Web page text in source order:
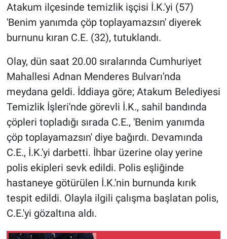
Atakum ilçesinde temizlik işçisi İ.K.'yi (57)
'Benim yanımda çöp toplayamazsın' diyerek
burnunu kıran C.E. (32), tutuklandı.
Olay, dün saat 20.00 sıralarında Cumhuriyet
Mahallesi Adnan Menderes Bulvarı'nda
meydana geldi. İddiaya göre; Atakum Belediyesi
Temizlik İşleri'nde görevli İ.K., sahil bandında
çöpleri topladığı sırada C.E., 'Benim yanımda
çöp toplayamazsın' diye bağırdı. Devamında
C.E., İ.K.'yi darbetti. İhbar üzerine olay yerine
polis ekipleri sevk edildi. Polis eşliğinde
hastaneye götürülen İ.K.'nin burnunda kırık
tespit edildi. Olayla ilgili çalışma başlatan polis,
C.E.'yi gözaltına aldı.
Gün Ortası
Gündem Özel
Günün görüntüsü
Haber
İlan
Kimdir
Koronavirüs
Kültür Sanat
Ne demişti